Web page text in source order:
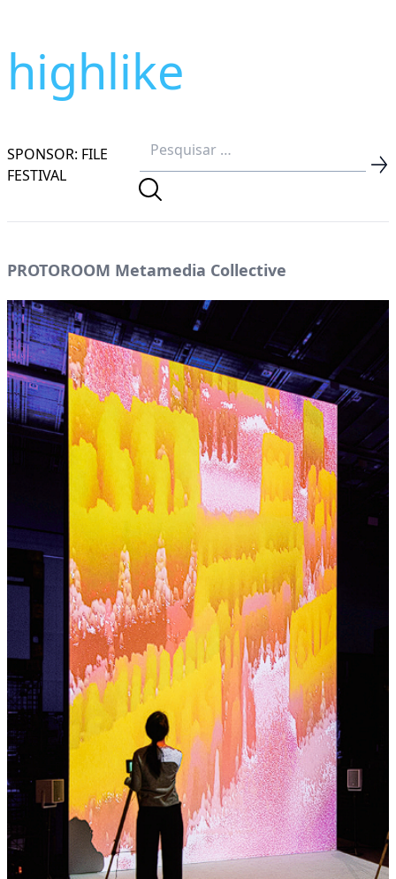
highlike
SPONSOR: FILE
FESTIVAL
PROTOROOM Metamedia Collective